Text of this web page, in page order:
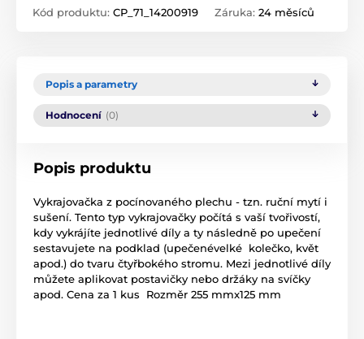
Kód produktu: CP_71_14200919 Záruka: 24 měsíců
Popis a parametry
Hodnocení (0)
Popis produktu
Vykrajovačka z pocínovaného plechu - tzn. ruční mytí i
sušení. Tento typ vykrajovačky počítá s vaší tvořivostí,
kdy vykrájíte jednotlivé díly a ty následně po upečení
sestavujete na podklad (upečenévelké kolečko, květ
apod.) do tvaru čtyřbokého stromu. Mezi jednotlivé díly
můžete aplikovat postavičky nebo držáky na svíčky
apod. Cena za 1 kus Rozměr 255 mmx125 mm